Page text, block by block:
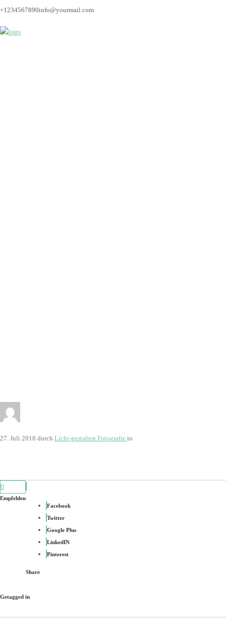
+1234567890info@yourmail.com
27. Juli 2018 durch Licht-gestalten Fotografie in
0
Empfehlen
Facebook
Twitter
Google Plus
LinkedIN
Pinterest
Share
Getagged in